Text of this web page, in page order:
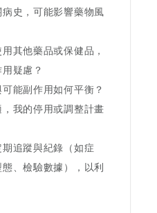
史，可能影響藥物風
其他藥品或保健品，
疑慮？
能副作用如何平衡？
我的停用或調整計畫
追蹤與紀錄（如症
、檢驗數據），以利